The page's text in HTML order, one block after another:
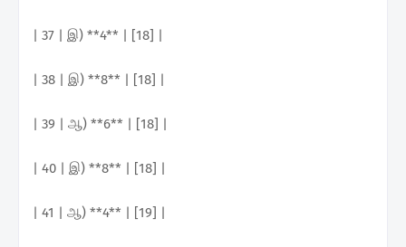
| 37 | இ) **4** | [18] |
| 38 | இ) **8** | [18] |
| 39 | ஆ) **6** | [18] |
| 40 | இ) **8** | [18] |
| 41 | ஆ) **4** | [19] |